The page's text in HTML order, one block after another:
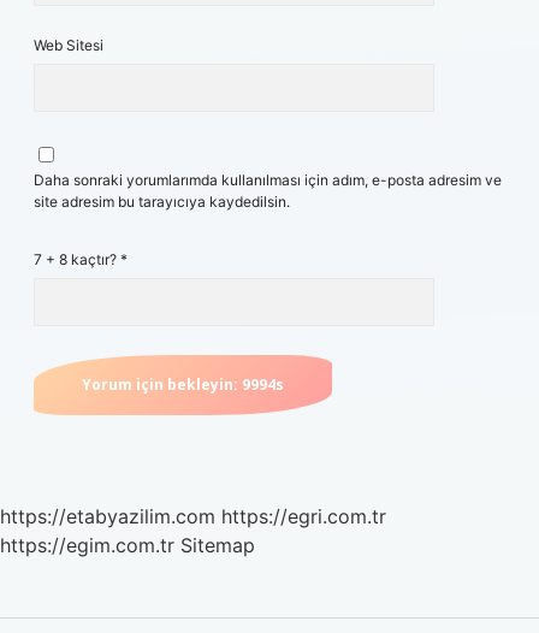
Web Sitesi
Daha sonraki yorumlarımda kullanılması için adım, e-posta adresim ve
site adresim bu tarayıcıya kaydedilsin.
7 + 8 kaçtır? *
https://etabyazilim.com https://egri.com.tr
https://egim.com.tr Sitemap